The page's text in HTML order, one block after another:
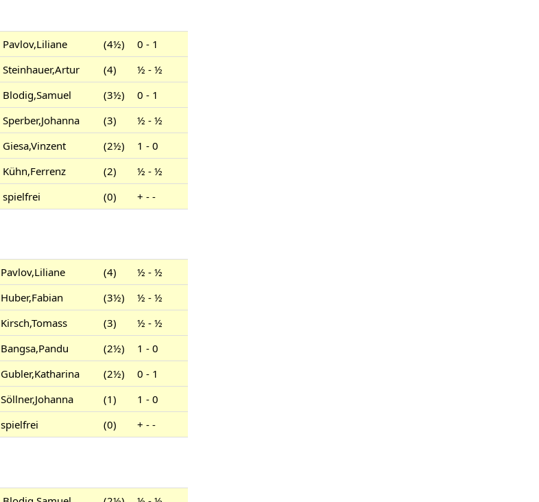
Pavlov,Liliane (4½)
0 - 1
Steinhauer,Artur (4)
½ - ½
Blodig,Samuel (3½)
0 - 1
Sperber,Johanna (3)
½ - ½
Giesa,Vinzent (2½)
1 - 0
Kühn,Ferrenz (2)
½ - ½
spielfrei (0) + - -
Pavlov,Liliane (4)
½ - ½
Huber,Fabian (3½)
½ - ½
Kirsch,Tomass (3)
½ - ½
Bangsa,Pandu (2½)
1 - 0
Gubler,Katharina (2½)
0 - 1
Söllner,Johanna (1)
1 - 0
spielfrei (0) + - -